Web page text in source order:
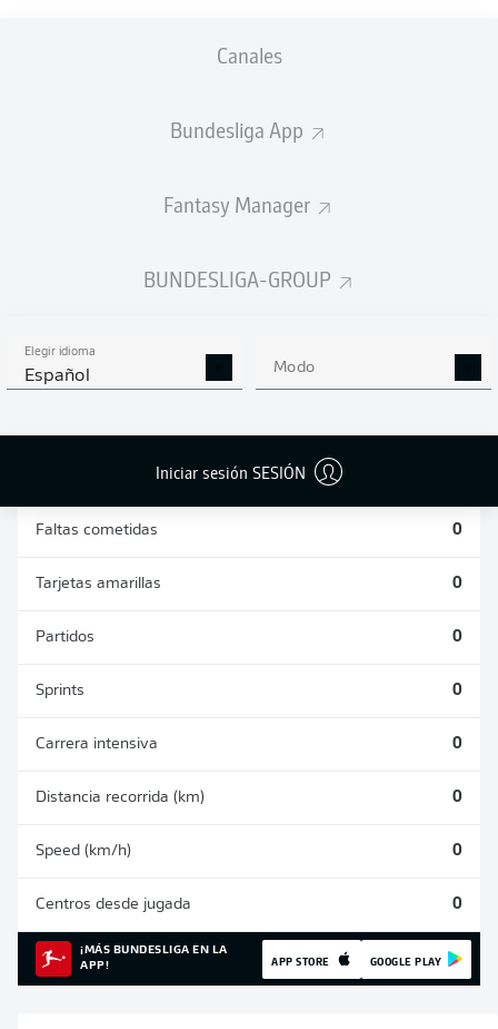
Canales
Bundesliga App
Fantasy Manager
BUNDESLIGA-GROUP
Elegir idioma
Español Modo
Iniciar sesión SESIÓN
ESTADÍSTICAS
Faltas cometidas 0
Tarjetas amarillas 0
Partidos 0
Sprints 0
Carrera intensiva 0
Distancia recorrida (km) 0
Speed (km/h) 0
Centros desde jugada 0
¡MÁS BUNDESLIGA EN LA
APP!
APP STORE GOOGLE PLAY